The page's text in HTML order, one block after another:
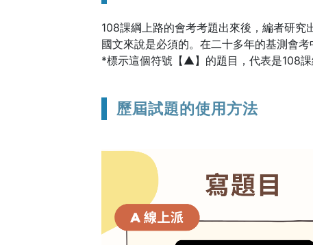
108課綱上路的會考考題出來後，編者研
國文來說是必須的。在二十多年的基測會
*標示這個符號【▲】的題目，代表是108課
歷屆試題的使用方法